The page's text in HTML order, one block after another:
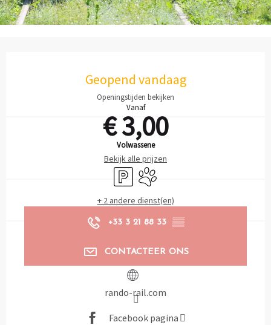
Geopend vandaag
Openingstijden bekijken
Vanaf
€ 3,00
Volwassene
Bekijk alle prijzen
ParkeerplaatsDieren toegelaten
+ 2 andere dienst(en)
+33 3 21 88 33 ▒▒
CONTACTEER ONS
rando-rail.com
Facebook pagina